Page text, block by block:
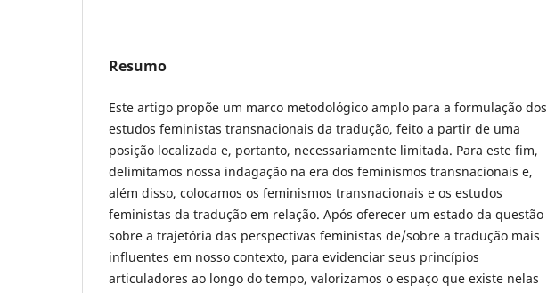
Resumo
Este artigo propõe um marco metodológico amplo para a formulação dos
estudos feministas transnacionais da tradução, feito a partir de uma
posição localizada e, portanto, necessariamente limitada. Para este fim,
delimitamos nossa indagação na era dos feminismos transnacionais e,
além disso, colocamos os feminismos transnacionais e os estudos
feministas da tradução em relação. Após oferecer um estado da questão
sobre a trajetória das perspectivas feministas de/sobre a tradução mais
influentes em nosso contexto, para evidenciar seus princípios
articuladores ao longo do tempo, valorizamos o espaço que existe nelas